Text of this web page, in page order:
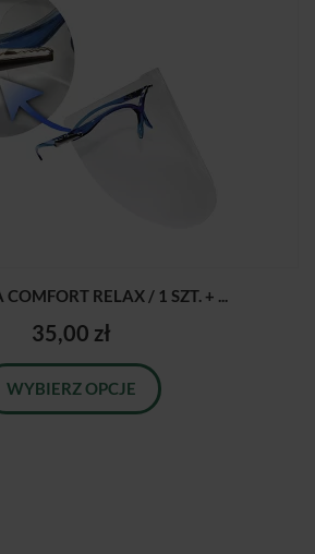
COMFORT RELAX / 1 SZT. + ...
35,00 zł
WYBIERZ OPCJE